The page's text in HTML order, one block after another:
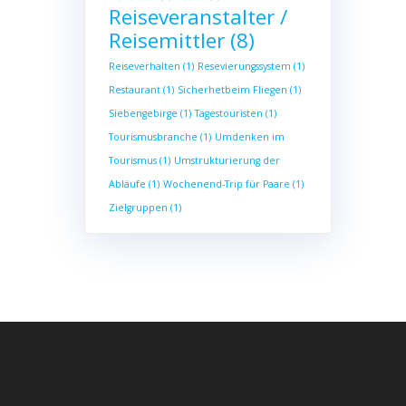
Reiseveranstalter /
Reisemittler(8)
Reiseverhalten (1) Resevierungssystem (1)
Restaurant(1) Sicherhetbeim Fliegen (1)
Siebengebirge (1) Tagestouristen (1)
Tourismusbranche (1) Umdenken im
Tourismus(1) Umstrukturierung der
Abläufe (1) Wochenend-Trip für Paare (1)
Zielgruppen (1)